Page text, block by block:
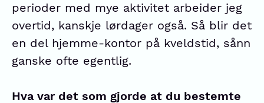
perioder med mye aktivitet arbeider jeg
overtid, kanskje lørdager også. Så blir det
en del hjemme-kontor på kveldstid, sånn
ganske ofte egentlig.
Hva var det som gjorde at du bestemte